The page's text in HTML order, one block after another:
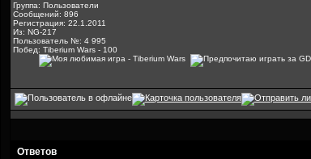
Группа: Пользователи
Сообщений: 896
Регистрация: 22.1.2011
Из: NG-217
Пользователь №: 4 995
Побед: Tiberium Wars - 100
Ответов